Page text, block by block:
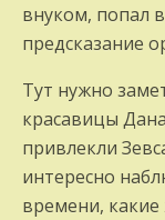
внуком, попал
предсказание
Тут нужно
красавицы
привлекли
интересно
времени, какие